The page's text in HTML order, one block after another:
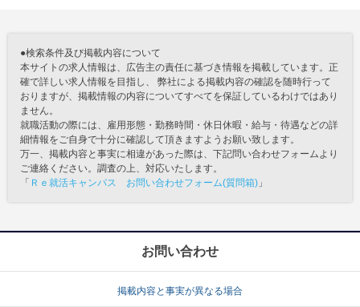
●検索条件及び掲載内容について
本サイトの求人情報は、広告主の責任に基づき情報を掲載しています。正
確で詳しい求人情報を目指し、 弊社による掲載内容の確認を随時行って
おりますが、掲載情報の内容についてすべてを保証しているわけではあり
ません。
就職活動の際には、雇用形態・勤務時間・休日休暇・給与・待遇などの詳
細情報をご自身で十分に確認して頂きますようお願い致します。
万一、掲載内容と事実に相違があった際は、下記問い合わせフォームより
ご連絡ください。調査の上、対応いたします。
「 Ｒｅ就活キャンパス お問い合わせフォーム(質問箱) 」
お問い合わせ
掲載内容と事実が異なる場合